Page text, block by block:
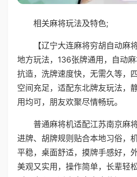
相关麻将玩法及特色;
【辽宁大连麻将穷胡自动麻
地方玩法，136张牌通用，自动
抗造，洗牌速度快，无需久等，
空间充足，适配东北牌友玩法，
用均可，朋友欢聚尽情畅玩。
普通麻将机适配江苏南京麻
进牌、胡牌规则贴合本地习俗，
平稳，桌面舒适，摸牌手感好，
美观又实用，操作简单，长辈轻